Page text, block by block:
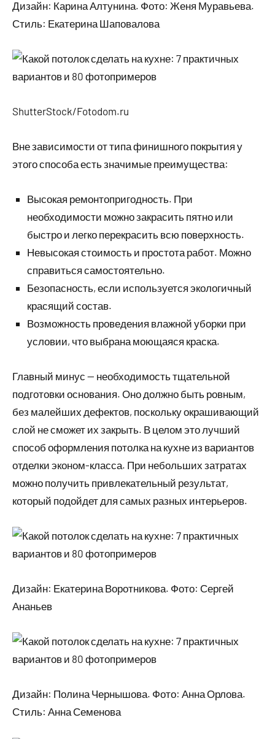
Дизайн: Карина Алтунина. Фото: Женя Муравьева.
Стиль: Екатерина Шаповалова
ShutterStock/Fotodom.ru
Вне зависимости от типа финишного покрытия у
этого способа есть значимые преимущества:
Высокая ремонтопригодность. При
необходимости можно закрасить пятно или
быстро и легко перекрасить всю поверхность.
Невысокая стоимость и простота работ. Можно
справиться самостоятельно.
Безопасность, если используется экологичный
красящий состав.
Возможность проведения влажной уборки при
условии, что выбрана моющаяся краска.
Главный минус — необходимость тщательной
подготовки основания. Оно должно быть ровным,
без малейших дефектов, поскольку окрашивающий
слой не сможет их закрыть. В целом это лучший
способ оформления потолка на кухне из вариантов
отделки эконом-класса. При небольших затратах
можно получить привлекательный результат,
который подойдет для самых разных интерьеров.
Дизайн: Екатерина Воротникова. Фото: Сергей
Ананьев
Дизайн: Полина Чернышова. Фото: Анна Орлова.
Стиль: Анна Семенова